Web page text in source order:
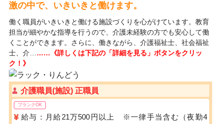
激の中で、いきいきと働けます。
働く職員がいきいきと働ける施設づくりを心がけています。教育
担当が細やかな指導を行うので、介護未経験の方でも安心して働
くことができます。さらに、働きながら、介護福祉士、社会福祉
士、介… ……《詳しくは下記の「詳細を見る」ボタンをクリッ
ク！》
介護職員(施設) 正職員
ブランクOK
給与：月給21万500円以上 ※一律手当含む（夜勤4